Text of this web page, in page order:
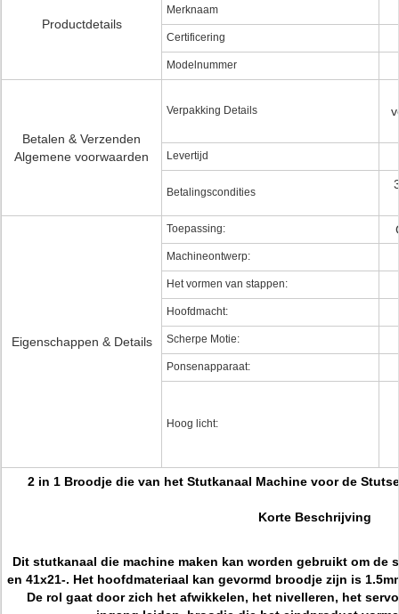
Productdetails
Merknaam
Certificering
Modelnummer
Betalen & Verzenden
Algemene voorwaarden
Verpakking Details
Levertijd
Betalingscondities
Eigenschappen & Details
Toepassing:
Machineontwerp:
Het vormen van stappen:
Hoofdmacht:
Scherpe Motie:
Ponsenapparaat:
Hoog licht:
2 in 1 Broodje die van het Stutkanaal Machine voor de
Korte Beschrijving
Dit stutkanaal die machine maken kan worden gebruikt om de
en 41x21-. Het hoofdmateriaal kan gevormd broodje zijn is
De rol gaat door zich het afwikkelen, het nivelleren, het